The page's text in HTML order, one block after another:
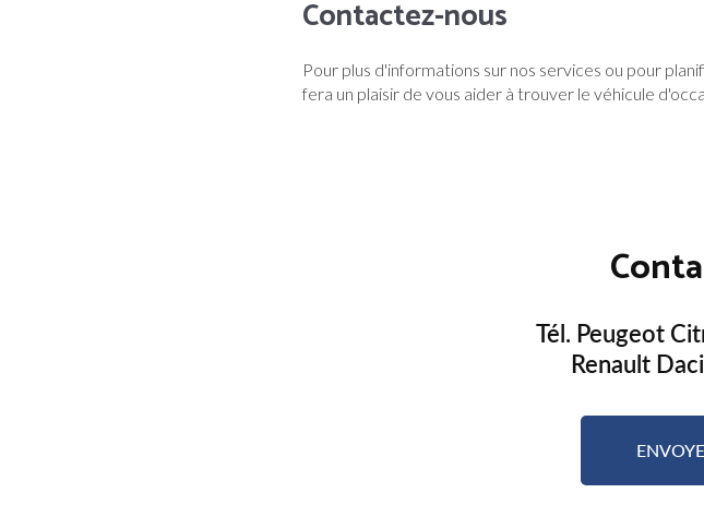
Contactez-nous
Pour plus d'informations sur nos services ou pour
fera un plaisir de vous aider à trouver le véhicule
Tél. Peugeot
Renault